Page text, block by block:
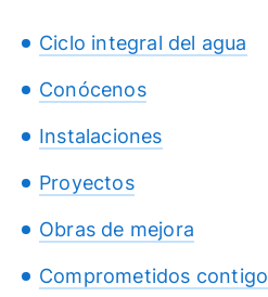
Ciclo integral del agua
Conócenos
Instalaciones
Proyectos
Obras de mejora
Comprometidos contigo